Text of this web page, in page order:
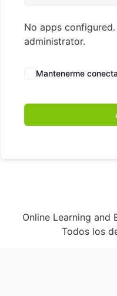
No apps
administrator.
Mantenerme
Online Learning and
Todos los